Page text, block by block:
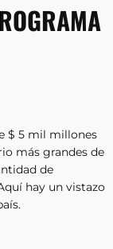
$ 5 mil millones
más grandes de
de
hay un vistazo